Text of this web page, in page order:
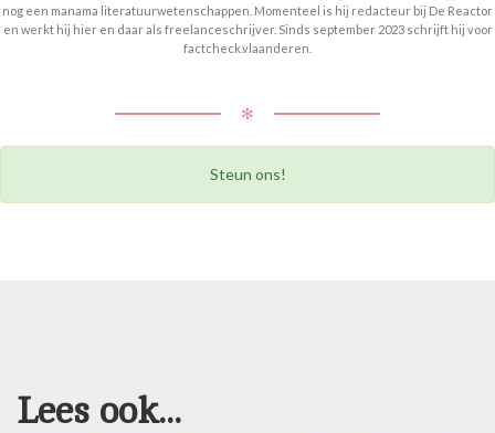
nog een manama literatuurwetenschappen. Momenteel is hij redacteur bij De Reactor
en werkt hij hier en daar als freelanceschrijver. Sinds september 2023 schrijft hij voor
factcheck.vlaanderen.
✻
Steun ons!
Lees ook...